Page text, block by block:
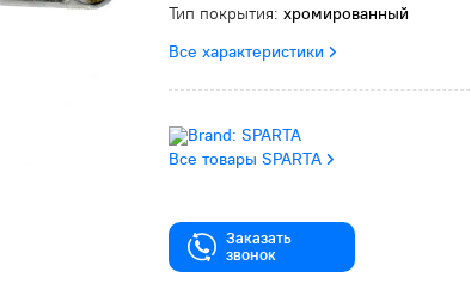
Тип покрытия: хромированный
Все характеристики
Все товары SPARTA
Заказать
звонок